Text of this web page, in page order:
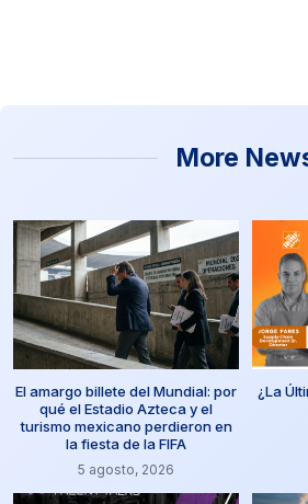
More
El amargo billete del Mundial: por
qué el Estadio Azteca y el
turismo mexicano perdieron en
la fiesta de la FIFA
5 agosto, 2026
¿La